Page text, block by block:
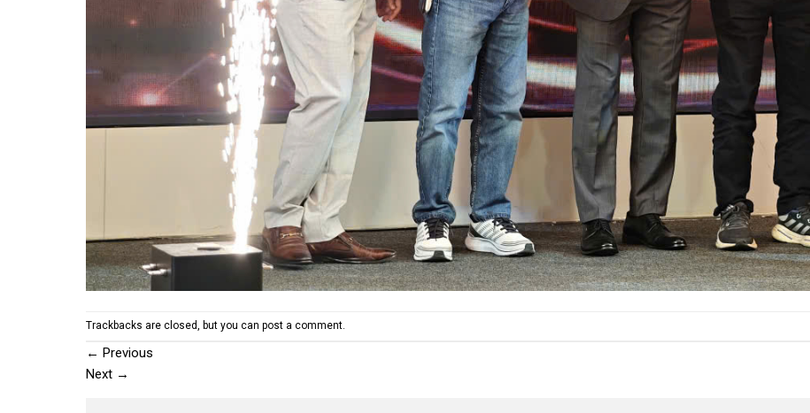
Trackbacks are closed, but you can post a comment.
← Previous
Next →